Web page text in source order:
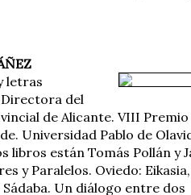
letras
del
de Alicante. VIII Premio
Universidad Pablo de
libros están Tomás Pollán y
y Paralelos. Oviedo: Eikasia,
Un diálogo entre dos